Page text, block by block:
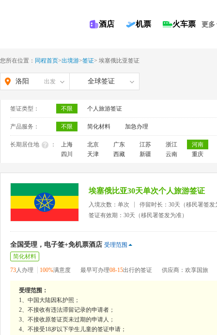
酒店 机票 火车票 更多
您所在位置： 同程首页>出境游>签证> 埃塞俄比亚签证
洛阳 出发 全球签证
签证类型： 不限 个人旅游签证
产品服务： 不限 简化材料 加急办理
长期居住地 ： 上海 北京 广东 江苏 浙江
河南
四川
天津 西藏 新疆 云南 重庆
埃塞俄比亚30天单次个人旅游签证
入境次数：单次
停留时长：30天（移民署签发
签证有效期：30天（移民署签发为准）
全国受理，电子签+免机票酒店 受理范围
简化材料
73人办理 100%满意度 最早可办理08-15出行的签证 供应商：欢享国旅
受理范围：
1、中国大陆因私护照；
2、不接收有违法滞留记录的申请者；
3、不接收原签证页未过期的申请人；
4、不接受18岁以下学生儿童的签证申请；